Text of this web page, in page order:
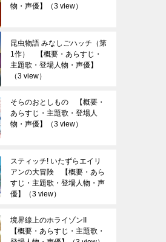
物・声優】
（3 view）
昆虫物語 みなしごハッチ（第
1作） 【概要・あらすじ・
主題歌・登場人物・声優】
（3 view）
そらのおとしもの 【概要・
あらすじ・主題歌・登場人
物・声優】
（3 view）
スティッチ! いたずらエイリ
アンの大冒険 【概要・あら
すじ・主題歌・登場人物・声
優】
（3 view）
境界線上のホライゾンII
【概要・あらすじ・主題歌・